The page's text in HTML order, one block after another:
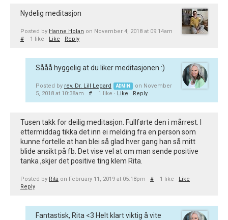
Nydelig meditasjon
Posted by Hanne Holan on November 4, 2018 at 09:14am
#
1 like · Like Reply
Sååå hyggelig at du liker meditasjonen :)
Posted by rev. Dr. Lill Legard ADMIN
on November
5, 2018 at 10:38am
# 1 like · Like Reply
Tusen takk for deilig meditasjon. Fullførte den i mårrest. I
ettermiddag tikka det inn ei melding fra en person som
kunne fortelle at han blei så glad hver gang han så mitt
blide ansikt på fb. Det vise vel at om man sende positive
tanka ,skjer det positive ting klem Rita.
Posted by Rita on February 11, 2019 at 05:18pm # 1 like · Like
Reply
Fantastisk, Rita <3 Helt klart viktig å vite